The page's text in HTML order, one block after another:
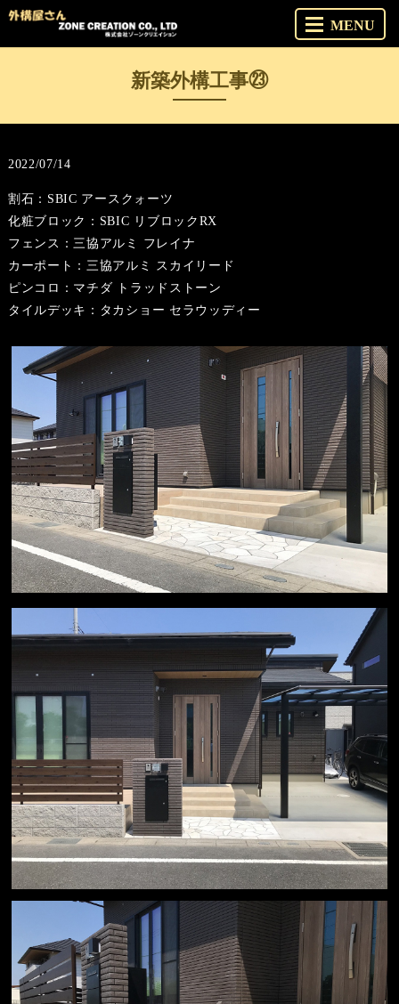
MENU
新築外構工事㉓
2022/07/14
割石：SBIC アースクォーツ
化粧ブロック：SBIC リブロックRX
フェンス：三協アルミ フレイナ
カーポート：三協アルミ スカイリード
ピンコロ：マチダ トラッドストーン
タイルデッキ：タカショー セラウッディー